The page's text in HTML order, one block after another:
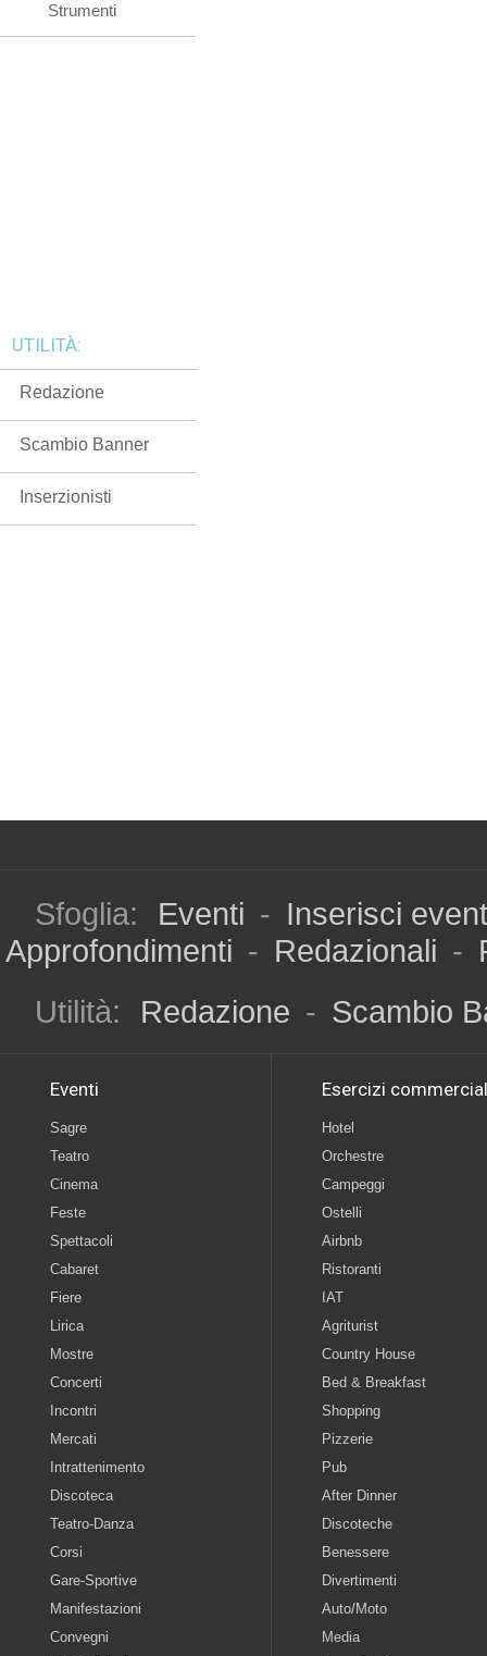
Strumenti
UTILITÀ:
Redazione
Scambio Banner
Inserzionisti
Sfoglia: Eventi - Inserisci
Approfondimenti - Redazionali -
Utilità:
Redazione - Scambio
Eventi
Sagre
Teatro
Cinema
Feste
Spettacoli
Cabaret
Fiere
Lirica
Mostre
Concerti
Incontri
Mercati
Intrattenimento
Discoteca
Teatro-Danza
Corsi
Gare-Sportive
Manifestazioni
Convegni
Esercizi
Hotel
Orchestre
Campeggi
Ostelli
Airbnb
Ristoranti
IAT
Agriturist
Country House
Bed & Breakfast
Shopping
Pizzerie
Pub
After Dinner
Discoteche
Benessere
Divertimenti
Auto/Moto
Media